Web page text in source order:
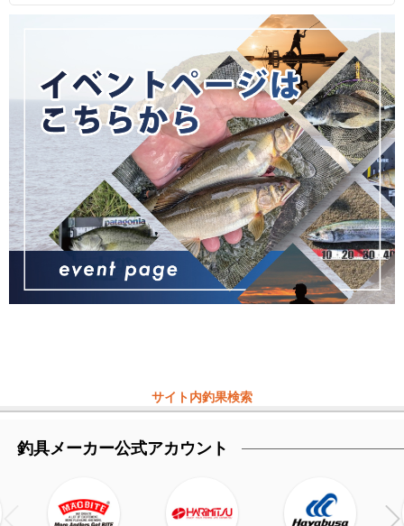
サイト内釣果検索
釣具メーカー公式アカウント